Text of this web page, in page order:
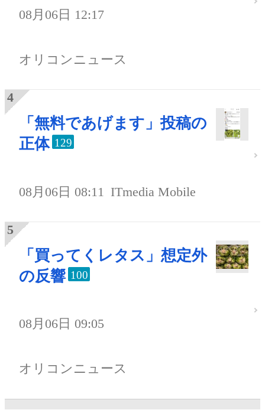
08月06日 12:17
オリコンニュース
「無料であげます」投稿の
正体 129
08月06日 08:11 ITmedia Mobile
「買ってくレタス」想定外
の反響 100
08月06日 09:05
オリコンニュース